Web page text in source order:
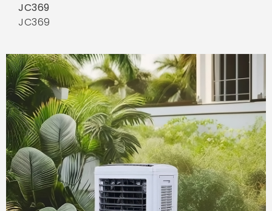
JC369
JC369